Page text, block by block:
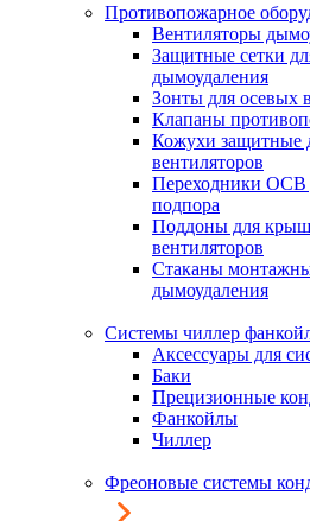
Противопожарное
Вентиляторы
Защитные сетки
дымоудаления
Зонты для осевых
Клапаны
Кожухи защитные
вентиляторов
Переходники ОСВ
подпора
Поддоны для
вентиляторов
Стаканы
дымоудаления
Системы чиллер
Аксессуары для
Баки
Прецизионные
Фанкойлы
Чиллер
Фреоновые системы